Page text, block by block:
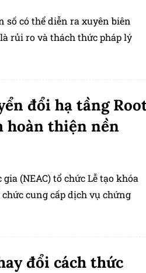
số có thể diễn ra xuyên biên
rủi ro và thách thức pháp lý
đổi hạ tầng
hoàn thiện nền
(NEAC) tổ chức Lễ tạo khóa
cung cấp dịch vụ chứng
đổi cách thức